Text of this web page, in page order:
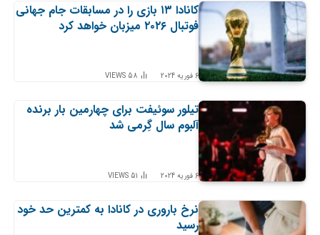
کانادا ۱۳ بازی را در مسابقات جام جهانی
فوتبال ۲۰۲۶ میزبان خواهد کرد
6 فوریه 2024 58
VIEWS
تیلور سوئیفت برای چهارمین بار برنده
آلبوم سال گِرمی شد
6 فوریه 2024 51
VIEWS
نرخ باروری در کانادا به کمترین حد خود
رسید